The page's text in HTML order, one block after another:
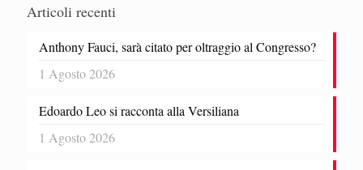
Articoli recenti
Anthony Fauci, sarà citato per oltraggio al Congresso?
1 Agosto 2026
Edoardo Leo si racconta alla Versiliana
1 Agosto 2026